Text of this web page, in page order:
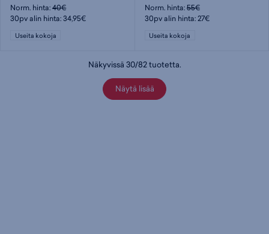
Norm. hinta:40€
30pv alin hinta: 34,95€
Useita kokoja
Norm. hinta:55€
30pv alin hinta: 27€
Useita kokoja
Näkyvissä 30/82tuotetta.
Näytä lisää